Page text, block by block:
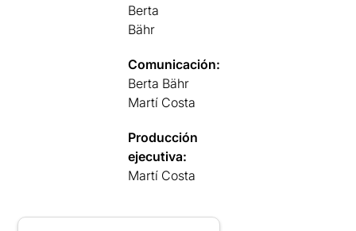
Berta
Bähr
Comunicación:
Berta Bähr
Martí Costa
Producción
ejecutiva:
Martí Costa